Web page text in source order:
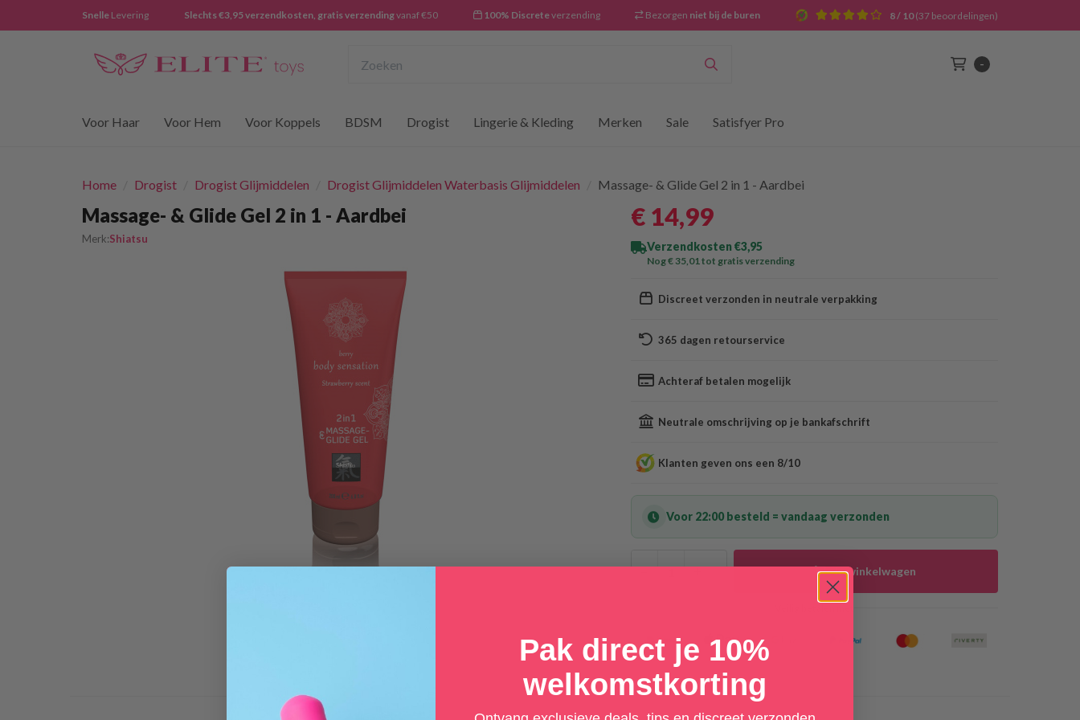
Snelle Levering Slechts €3,95 verzendkosten, gratis verzendingvanaf €50 100% Discreteverzending Bezorgen niet bij de buren 8 / 10(37 beoordelingen)
-
Winkelwagen
Voor Haar Voor Hem Voor Koppels BDSM Drogist Lingerie & Kleding Merken Sale Satisfyer Pro
Home Drogist Drogist Glijmiddelen Drogist Glijmiddelen Waterbasis Glijmiddelen Massage- & Glide Gel 2 in 1 - Aardbei
Massage- & Glide Gel 2 in 1 - Aardbei
Merk:Shiatsu
€ 14,99
Verzendkosten €3,95
Nog € 35,01tot gratis verzending
Discreet verzonden in neutrale verpakking
365 dagen retourservice
Achteraf betalen mogelijk
Neutrale omschrijving op je bankafschrift
Klanten geven ons een 8/10
Voor 22:00 besteld = vandaag verzonden
− + In winkelwagen
Pak direct je 10%
welkomstkorting